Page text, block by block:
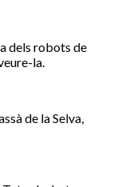
dels robots de
la.
de la Selva,